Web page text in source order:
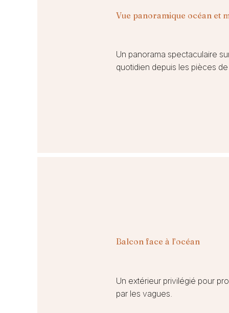
Vue panoramique océan et
Un panorama spectaculaire
quotidien depuis les pièces
Balcon face à l’océan
Un extérieur privilégié pour
par les vagues.